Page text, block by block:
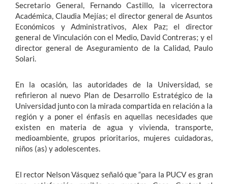
Secretario General, Fernando Castillo, la vicerrectora
Académica, Claudia Mejías; el director general de Asuntos
Económicos y Administrativos, Alex Paz; el director
general de Vinculación con el Medio, David Contreras; y el
director general de Aseguramiento de la Calidad, Paulo
Solari.
En la ocasión, las autoridades de la Universidad, se
refirieron al nuevo Plan de Desarrollo Estratégico de la
Universidad junto con la mirada compartida en relación a la
región y a poner el énfasis en aquellas necesidades que
existen en materia de agua y vivienda, transporte,
medioambiente, grupos prioritarios, mujeres cuidadoras,
niños (as) y adolescentes.
El rector Nelson Vásquez señaló que “para la PUCV es gran